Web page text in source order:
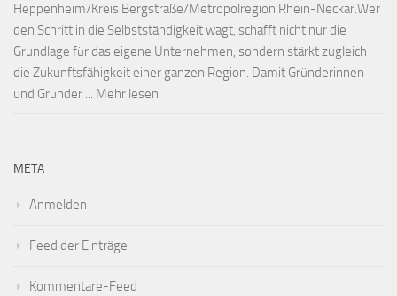
Heppenheim/Kreis Bergstraße/Metropolregion Rhein-Neckar.Wer
den Schritt in die Selbstständigkeit wagt, schafft nicht nur die
Grundlage für das eigene Unternehmen, sondern stärkt zugleich
die Zukunftsfähigkeit einer ganzen Region. Damit Gründerinnen
und Gründer ... Mehr lesen
META
Anmelden
Feed der Einträge
Kommentare-Feed